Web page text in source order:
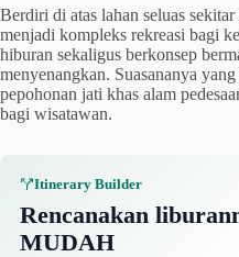
Berdiri di atas lahan seluas
menjadi kompleks rekreasi bagi
hiburan sekaligus berkonsep
menyenangkan. Suasananya
pepohonan jati khas alam
bagi wisatawan.
Itinerary Builder
Rencanakan
MUDAH